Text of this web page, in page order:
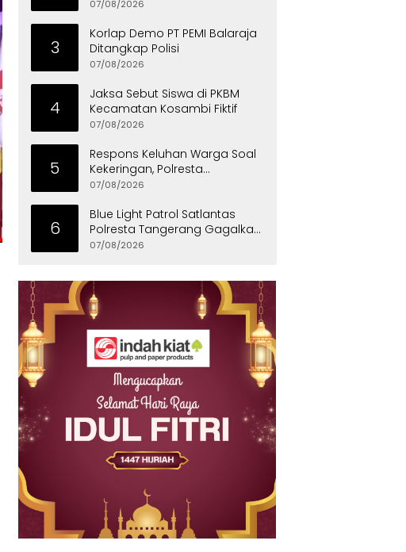
07/08/2026
3
Korlap Demo PT PEMI Balaraja
Ditangkap Polisi
07/08/2026
4
Jaksa Sebut Siswa di PKBM
Kecamatan Kosambi Fiktif
07/08/2026
5
Respons Keluhan Warga Soal
Kekeringan, Polresta
Tangerang Salurkan Bantuan
07/08/2026
6
Blue Light Patrol Satlantas
Polresta Tangerang Gagalkan
Aksi Curanmor, Dua Pria
07/08/2026